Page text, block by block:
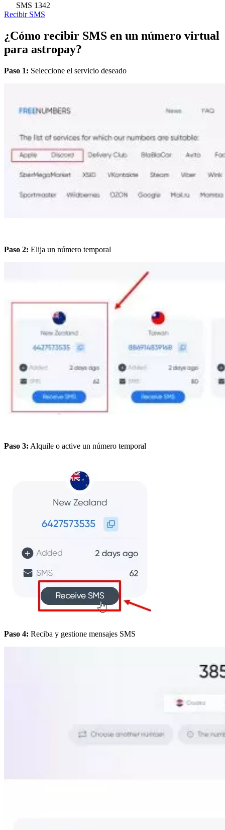
SMS 1342
Recibir SMS
¿Cómo recibir SMS en un número virtual
para astropay?
Paso 1: Seleccione el servicio deseado
Paso 2: Elija un número temporal
Paso 3: Alquile o active un número temporal
Paso 4: Reciba y gestione mensajes SMS